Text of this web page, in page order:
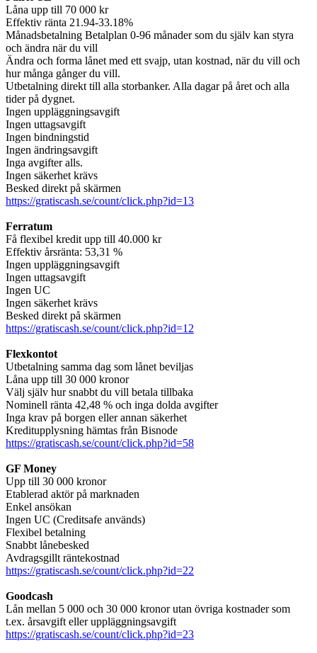
Låna upp till 70 000 kr
Effektiv ränta 21.94-33.18%
Månadsbetalning Betalplan 0-96 månader som du själv kan styra
och ändra när du vill
Ändra och forma lånet med ett svajp, utan kostnad, när du vill och
hur många gånger du vill.
Utbetalning direkt till alla storbanker. Alla dagar på året och alla
tider på dygnet.
Ingen uppläggningsavgift
Ingen uttagsavgift
Ingen bindningstid
Ingen ändringsavgift
Inga avgifter alls.
Ingen säkerhet krävs
Besked direkt på skärmen
https://gratiscash.se/count/click.php?id=13
Ferratum
Få flexibel kredit upp till 40.000 kr
Effektiv årsränta: 53,31 %
Ingen uppläggningsavgift
Ingen uttagsavgift
Ingen UC
Ingen säkerhet krävs
Besked direkt på skärmen
https://gratiscash.se/count/click.php?id=12
Flexkontot
Utbetalning samma dag som lånet beviljas
Låna upp till 30 000 kronor
Välj själv hur snabbt du vill betala tillbaka
Nominell ränta 42,48 % och inga dolda avgifter
Inga krav på borgen eller annan säkerhet
Kreditupplysning hämtas från Bisnode
https://gratiscash.se/count/click.php?id=58
GF Money
Upp till 30 000 kronor
Etablerad aktör på marknaden
Enkel ansökan
Ingen UC (Creditsafe används)
Flexibel betalning
Snabbt lånebesked
Avdragsgillt räntekostnad
https://gratiscash.se/count/click.php?id=22
Goodcash
Lån mellan 5 000 och 30 000 kronor utan övriga kostnader som
t.ex. årsavgift eller uppläggningsavgift
https://gratiscash.se/count/click.php?id=23